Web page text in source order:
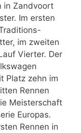
in Zandvoort
Im ersten
im zweiten
Vierter. Der
Platz zehn im
Rennen
Meisterschaft
Europas.
Rennen in